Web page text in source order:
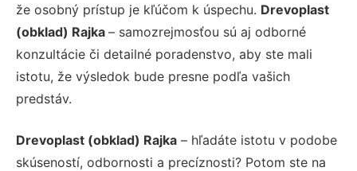
že osobný prístup je kľúčom k úspechu. Drevoplast
(obklad) Rajka – samozrejmosťou sú aj odborné
konzultácie či detailné poradenstvo, aby ste mali
istotu, že výsledok bude presne podľa vašich
predstáv.
Drevoplast (obklad) Rajka – hľadáte istotu v podobe
skúseností, odbornosti a precíznosti? Potom ste na